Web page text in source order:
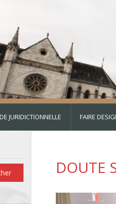
JURIDICTIONNELLE FAIRE
DOUTE